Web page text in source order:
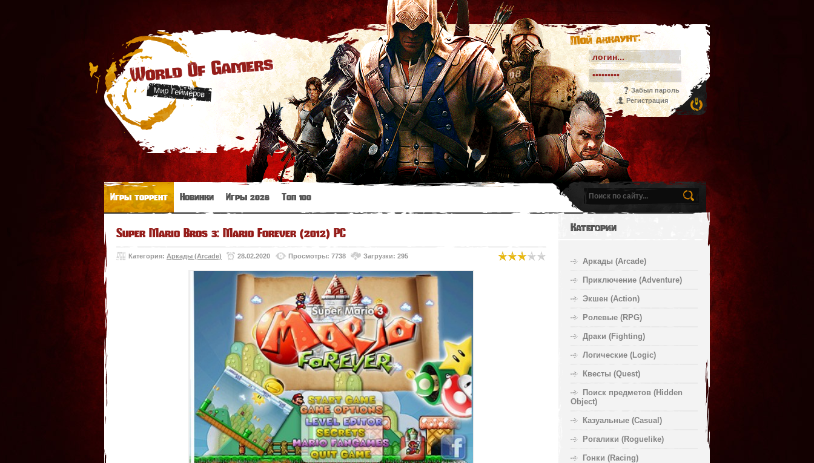
World Of Gamers
Мир Геймеров
Мой аккаунт:
Забыл пароль
Регистрация
Игры торрент Новинки Игры 2026 Топ 100
Super Mario Bros 3: Mario Forever (2012) PC
Категория: Аркады (Arcade) 28.02.2020 Просмотры: 7738 Загрузки: 295
Категории
Аркады (Arcade)
Приключение (Adventure)
Экшен (Action)
Ролевые (RPG)
Драки (Fighting)
Логические (Logic)
Квесты (Quest)
Поиск предметов (Hidden
Object)
Казуальные (Casual)
Рогалики (Roguelike)
Гонки (Racing)